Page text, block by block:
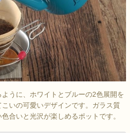
うに、ホワイトとブルーの2色展開を
いの可愛いデザインです。ガラス質
合いと光沢が楽しめるポットです。